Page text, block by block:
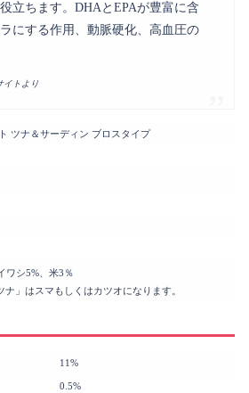
立ちます。DHAとEPAが豊富に含
にする作用、動脈硬化、高血圧の
イトより
ツナ＆サーディン ブロスタイプ
ワシ5%、米3％
」はスマもしくはカツオになります。
11%
0.5%